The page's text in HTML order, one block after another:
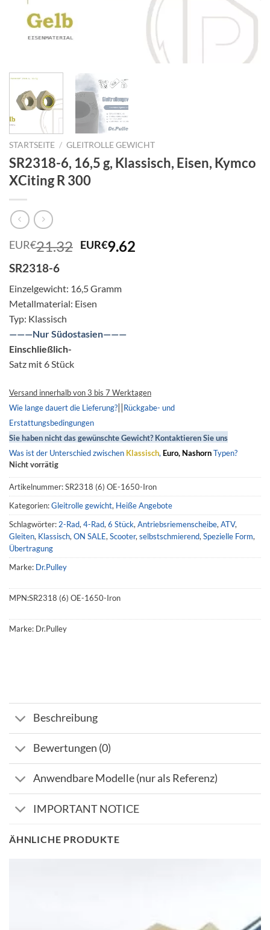
STARTSEITE / GLEITROLLE GEWICHT
SR2318-6, 16,5 g, Klassisch, Eisen, Kymco
XCiting R 300
EUR€21.32 Ursprünglicher
EUR€21.32
EUR€9.62
SR2318-6
Einzelgewicht: 16,5 Gramm
Metallmaterial: Eisen
Typ: Klassisch
———Nur Südostasien———
Einschließlich-
Satz mit 6 Stück
Versand innerhalb von 3 bis 7 Werktagen
Wie lange dauert die Lieferung?||Rückgabe- und
Erstattungsbedingungen
Sie haben nicht das gewünschte Gewicht? Kontaktieren Sie uns
Was ist der Unterschied zwischen Klassisch, Euro, NashornTypen?
Nicht vorrätig
Artikelnummer:SR2318 (6) OE-1650-Iron
Kategorien:Gleitrolle gewicht, Heiße Angebote
Schlagwörter: 2-Rad, 4-Rad, 6 Stück, Antriebsriemenscheibe, ATV,
Gleiten, Klassisch, ON SALE, Scooter, selbstschmierend, Spezielle Form,
Übertragung
Marke: Dr.Pulley
MPN:SR2318 (6) OE-1650-Iron
Marke: Dr.Pulley
Beschreibung
Bewertungen (0)
Anwendbare Modelle (nur als Referenz)
IMPORTANT NOTICE
ÄHNLICHE PRODUKTE